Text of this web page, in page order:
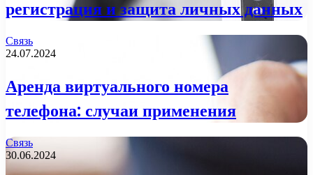
регистрация и защита личных данных
Связь
24.07.2024
Аренда виртуального номера
телефона: случаи применения
Связь
30.06.2024